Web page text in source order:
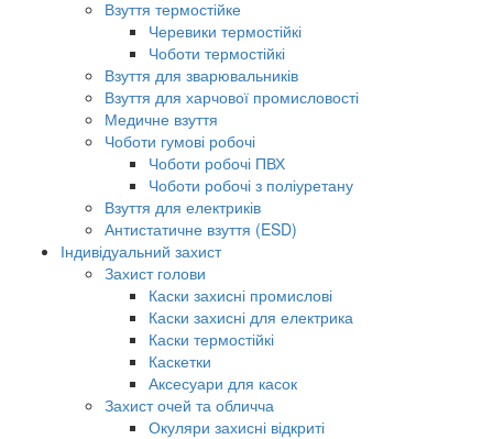
Взуття термостійке
Черевики термостійкі
Чоботи термостійкі
Взуття для зварювальників
Взуття для харчової промисловості
Медичне взуття
Чоботи гумові робочі
Чоботи робочі ПВХ
Чоботи робочі з поліуретану
Взуття для електриків
Антистатичне взуття (ESD)
Індивідуальний захист
Захист голови
Каски захисні промислові
Каски захисні для електрика
Каски термостійкі
Каскетки
Аксесуари для касок
Захист очей та обличча
Окуляри захисні відкриті